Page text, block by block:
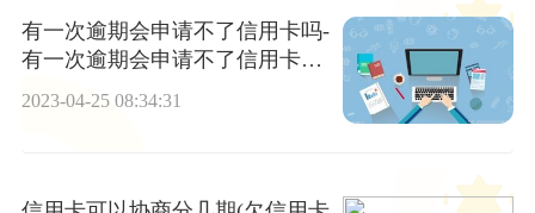
有一次逾期会申请不了信用卡吗-
有一次逾期会申请不了信用卡吗
怎么办 最新消息
2023-04-25 08:34:31